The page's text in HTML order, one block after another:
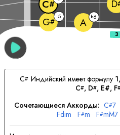
G# 5 A b6
C# D
C# Индийский имеет формулу
C#, D#, E#, F
Сочетающиеся Аккорды: C#7
Fdim F#m F#mM7